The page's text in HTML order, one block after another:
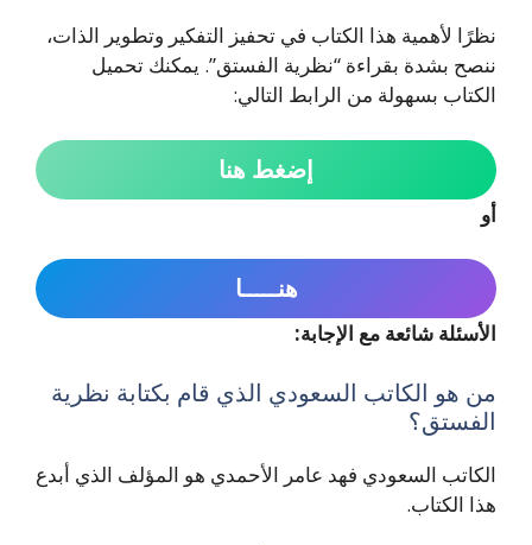
نظرًا لأهمية هذا الكتاب في تحفيز التفكير وتطوير الذات،
ننصح بشدة بقراءة “نظرية الفستق”. يمكنك تحميل
الكتاب بسهولة من الرابط التالي:
إضغط هنا
أو
هنـــــا
الأسئلة شائعة مع الإجابة:
من هو الكاتب السعودي الذي قام بكتابة نظرية
الفستق؟
الكاتب السعودي فهد عامر الأحمدي هو المؤلف الذي أبدع
هذا الكتاب.